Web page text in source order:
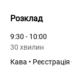
Розклад
9:30 - 10:00
30 хвилин
Кава • Реєстрація